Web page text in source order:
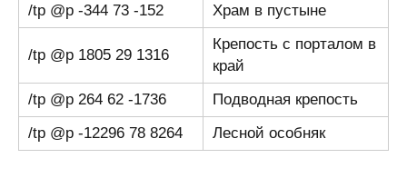
/tp @p -344 73 -152
Храм в пустыне
/tp @p 1805 29 1316
Крепость с порталом в
край
/tp @p 264 62 -1736
Подводная крепость
/tp @p -12296 78 8264
Лесной особняк